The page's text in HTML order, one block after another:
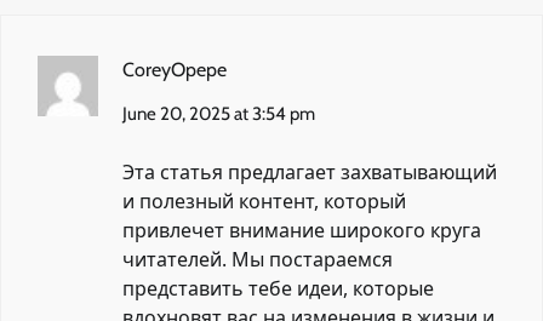
CoreyOpepe
June 20, 2025 at 3:54 pm
Эта статья предлагает захватывающий
и полезный контент, который
привлечет внимание широкого круга
читателей. Мы постараемся
представить тебе идеи, которые